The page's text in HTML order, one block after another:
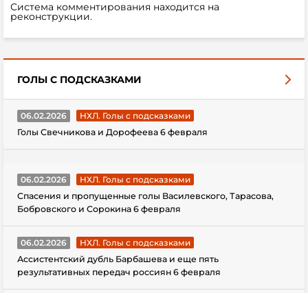
Система комментирования находится на
реконструкции.
ГОЛЫ С ПОДСКАЗКАМИ
06.02.2026
НХЛ. Голы с подсказками
Голы Свечникова и Дорофеева 6 февраля
06.02.2026
НХЛ. Голы с подсказками
Спасения и пропущенные голы Василевского, Тарасова,
Бобровского и Сорокина 6 февраля
06.02.2026
НХЛ. Голы с подсказками
Ассистентский дубль Барбашева и еще пять
результативных передач россиян 6 февраля